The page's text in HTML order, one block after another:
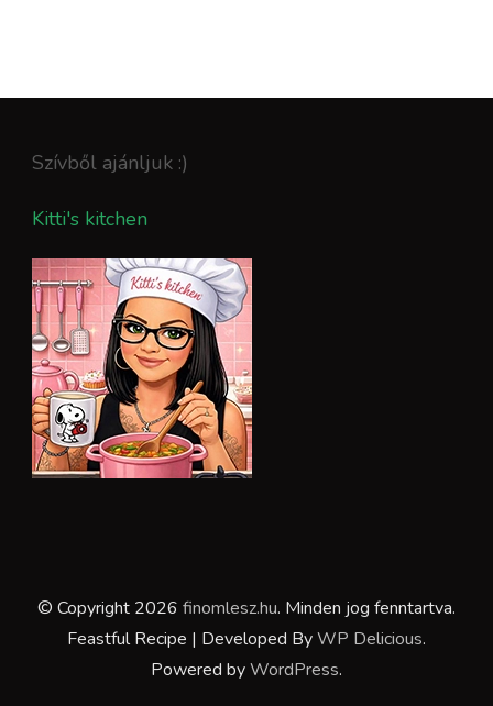
Szívből ajánljuk :)
Kitti's kitchen
© Copyright 2026 finomlesz.hu. Minden jog fenntartva.
Feastful Recipe | Developed ByWP Delicious.
Powered byWordPress.